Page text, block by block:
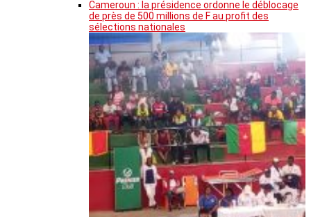
Cameroun : la présidence ordonne le déblocage
de près de 500 millions de F au profit des
sélections nationales